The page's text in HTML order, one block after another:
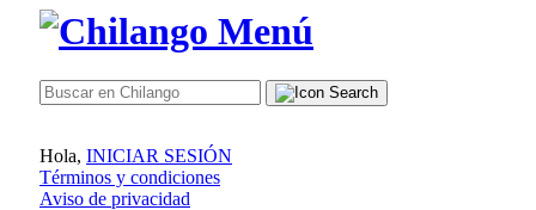
Hola, INICIAR SESIÓN
Términos y condiciones
Aviso de privacidad